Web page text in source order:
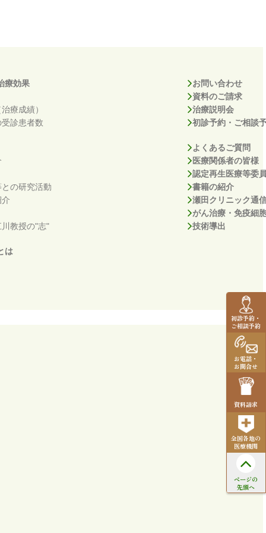
療効果
療成績）
診患者数
の研究活動
教授の"志"
は
お問い合わせ
資料のご請求
治療説明会
初診予約・ご相談
よくあるご質問
医療関係者の皆様
認定再生医療等委
書籍の紹介
瀬田クリニック通
がん治療・免疫細
技術導出
初診予約・
ご相談予約
お電話・
お問合せ
資料請求
全国各地の
医療機関
ページの
先頭へ